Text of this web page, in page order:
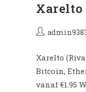
Xarelto
Bitcoin,
vanaf €1.95